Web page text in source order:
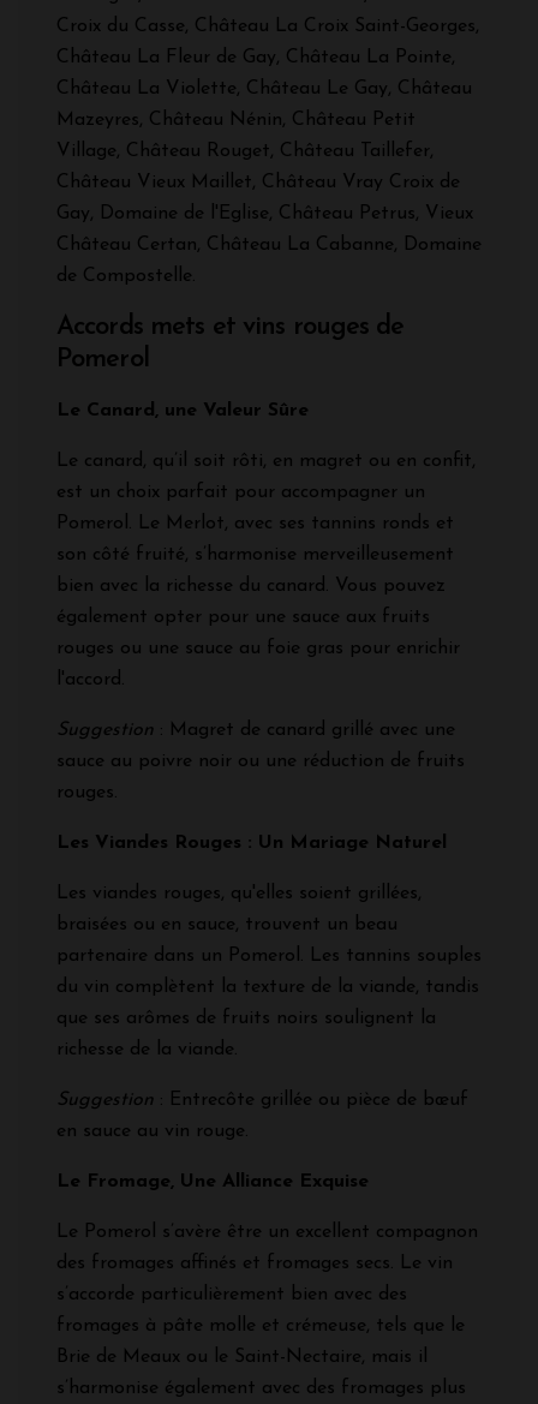
Croix du Casse, Château La Croix Saint-Georges,
Château La Fleur de Gay, Château La Pointe,
Château La Violette, Château Le Gay, Château
Mazeyres, Château Nénin, Château Petit
Village, Château Rouget, Château Taillefer,
Château Vieux Maillet, Château Vray Croix de
Gay, Domaine de l'Eglise, Château Petrus, Vieux
Château Certan, Château La Cabanne, Domaine
de Compostelle.
Accords mets et vins rouges de
Pomerol
Le Canard, une Valeur Sûre
Le canard, qu’il soit rôti, en magret ou en confit,
est un choix parfait pour accompagner un
Pomerol. Le Merlot, avec ses tannins ronds et
son côté fruité, s’harmonise merveilleusement
bien avec la richesse du canard. Vous pouvez
également opter pour une sauce aux fruits
rouges ou une sauce au foie gras pour enrichir
l'accord.
Suggestion : Magret de canard grillé avec une
sauce au poivre noir ou une réduction de fruits
rouges.
Les Viandes Rouges : Un Mariage Naturel
Les viandes rouges, qu'elles soient grillées,
braisées ou en sauce, trouvent un beau
partenaire dans un Pomerol. Les tannins souples
du vin complètent la texture de la viande, tandis
que ses arômes de fruits noirs soulignent la
richesse de la viande.
Suggestion : Entrecôte grillée ou pièce de bœuf
en sauce au vin rouge.
Le Fromage, Une Alliance Exquise
Le Pomerol s’avère être un excellent compagnon
des fromages affinés et fromages secs. Le vin
s’accorde particulièrement bien avec des
fromages à pâte molle et crémeuse, tels que le
Brie de Meaux ou le Saint-Nectaire, mais il
s’harmonise également avec des fromages plus